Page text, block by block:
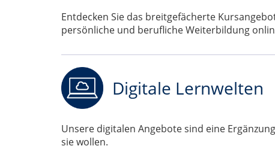
Entdecken Sie das breitgefächerte
persönliche und berufliche Weiterbildung
Digitale Lernwelten
Unsere digitalen Angebote sind eine
sie wollen.